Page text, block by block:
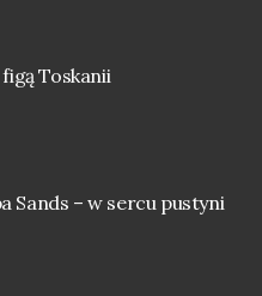
Toskanii
Sands – w sercu pustyni